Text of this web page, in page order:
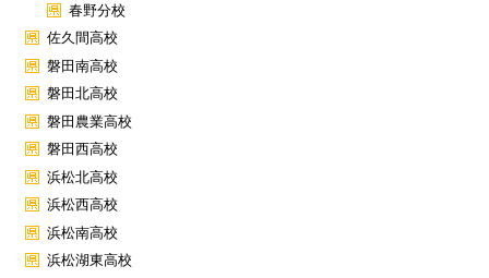
春野分校
佐久間高校
磐田南高校
磐田北高校
磐田農業高校
磐田西高校
浜松北高校
浜松西高校
浜松南高校
浜松湖東高校